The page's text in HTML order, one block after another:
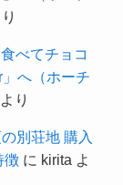
べてチョコ
へ（ホーチ
より
別荘地 購入
徴に kirita よ